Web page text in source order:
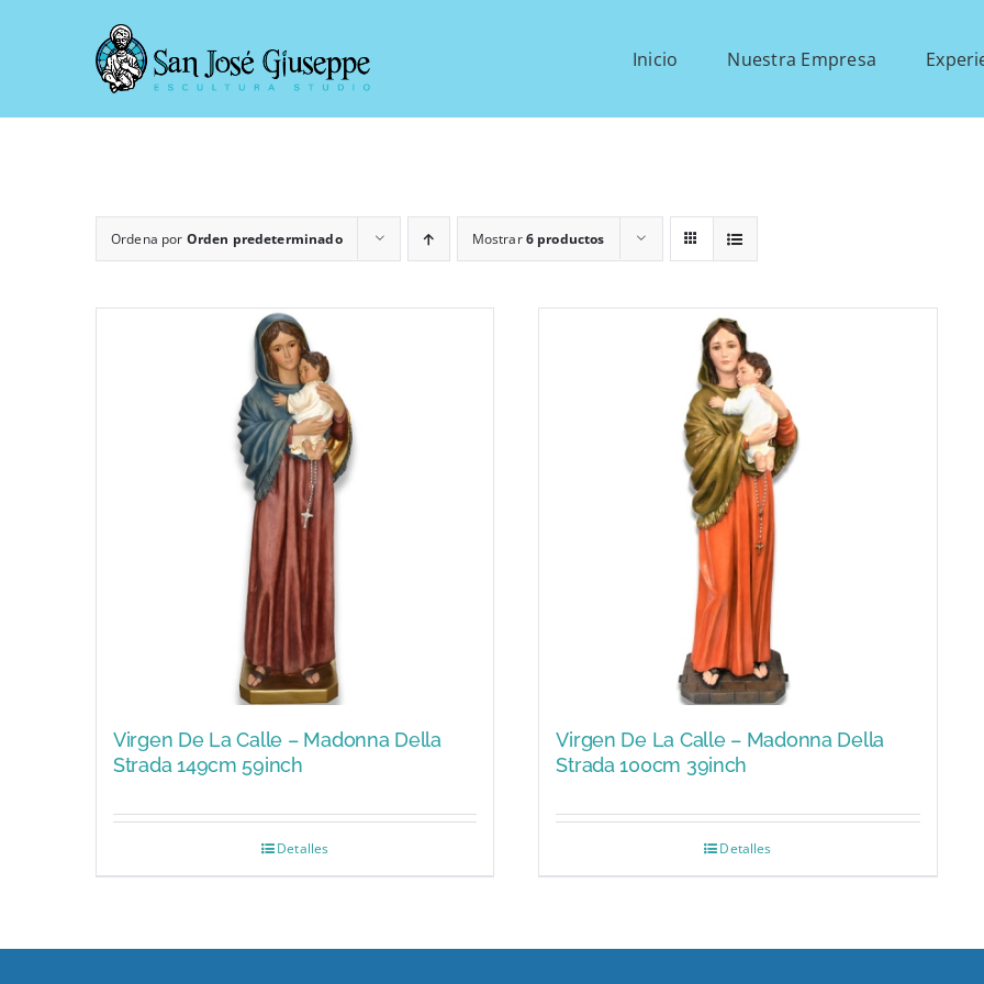
Inicio Nuestra Empresa
Ordena por Orden predeterminado Mostrar6 productos
Virgen De La Calle – Madonna Della
Strada 149cm 59inch
Detalles
Virgen De La Calle – Madonna Della
Strada 100cm 39inch
Detalles